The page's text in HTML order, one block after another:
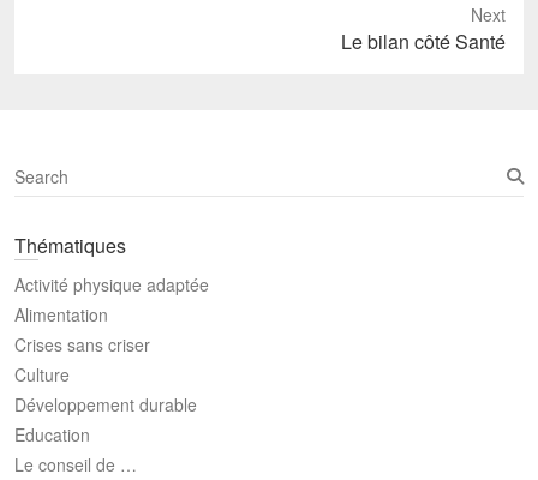
Next
Le bilan côté Santé
S
e
r
h
Thématiques
Activité physique adaptée
Alimentation
Crises sans criser
Culture
Développement durable
Education
Le conseil de …